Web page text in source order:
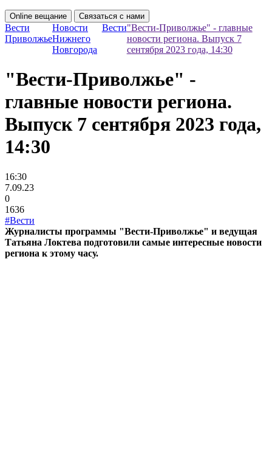
Online вещание Связаться с нами
Вести
Приволжье
Новости
Нижнего
Новгорода
Вести"Вести-Приволжье" - главные
новости региона. Выпуск 7
сентября 2023 года, 14:30
"Вести-Приволжье" -
главные новости региона.
Выпуск 7 сентября 2023 года,
14:30
16:30
7.09.23
0
1636
#Вести
Журналисты программы "Вести-Приволжье" и ведущая
Татьяна Локтева подготовили самые интересные новости
региона к этому часу.